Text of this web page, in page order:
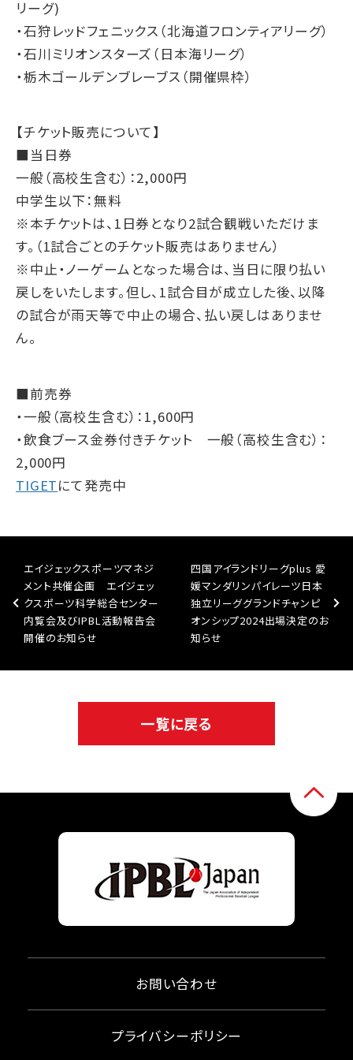
リーグ)
・石狩レッドフェニックス（北海道フロンティアリーグ）
・石川ミリオンスターズ（日本海リーグ）
・栃木ゴールデンブレーブス（開催県枠）
【チケット販売について】
■当日券
一般（高校生含む）：2,000円
中学生以下：無料
※本チケットは、1日券となり2試合観戦いただけま
す。（1試合ごとのチケット販売はありません）
※中止・ノーゲームとなった場合は、当日に限り払い
戻しをいたします。但し、1試合目が成立した後、以降
の試合が雨天等で中止の場合、払い戻しはありませ
ん。
■前売券
・一般（高校生含む）：1,600円
・飲食ブース金券付きチケット 一般（高校生含む）：
2,000円
TIGETにて発売中
エイジェックスポーツマネジ
メント共催企画 エイジェッ
クスポーツ科学総合センター
内覧会及びIPBL活動報告会
開催のお知らせ
四国アイランドリーグplus 愛
媛マンダリンパイレーツ日本
独立リーググランドチャンピ
オンシップ2024出場決定のお
知らせ
一覧に戻る
お問い合わせ
プライバシーポリシー